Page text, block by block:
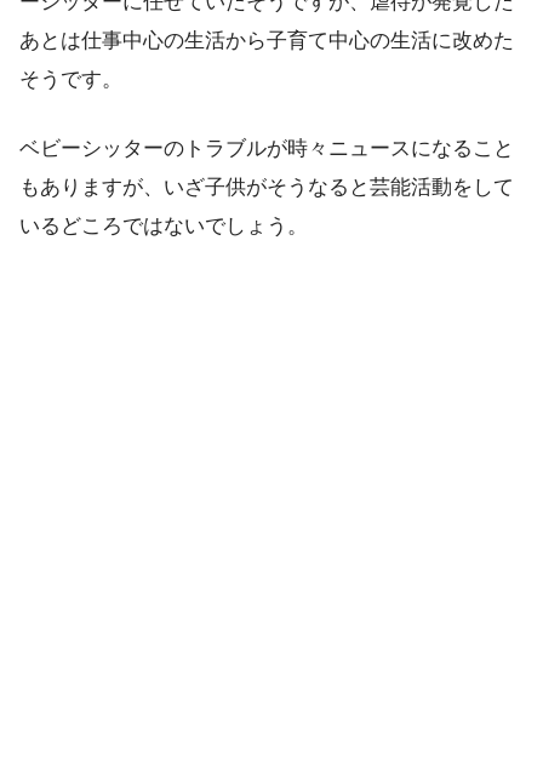
あとは仕事中心の生活から子育て中心の生活に改めた
そうです。
ベビーシッターのトラブルが時々ニュースになること
もありますが、いざ子供がそうなると芸能活動をして
いるどころではないでしょう。